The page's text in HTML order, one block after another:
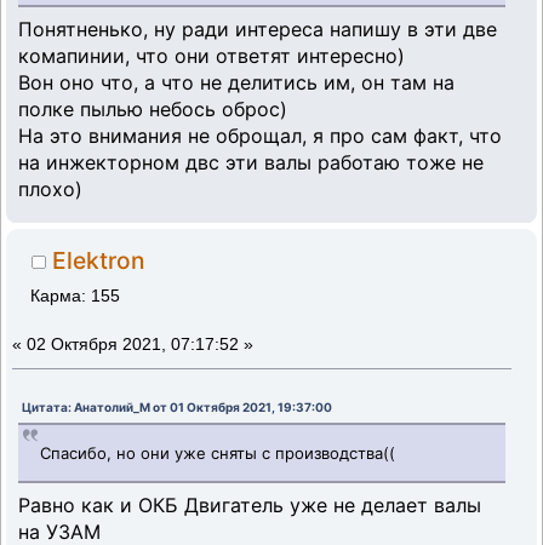
Понятненько, ну ради интереса напишу в эти две
комапинии, что они ответят интересно)
Вон оно что, а что не делитись им, он там на
полке пылью небось оброс)
На это внимания не оброщал, я про сам факт, что
на инжекторном двс эти валы работаю тоже не
плохо)
Elektron
Карма: 155
« 02 Октября 2021, 07:17:52 »
Цитата: Анатолий_М от 01 Октября 2021, 19:37:00
Спасибо, но они уже сняты с производства((
Равно как и ОКБ Двигатель уже не делает валы
на УЗАМ